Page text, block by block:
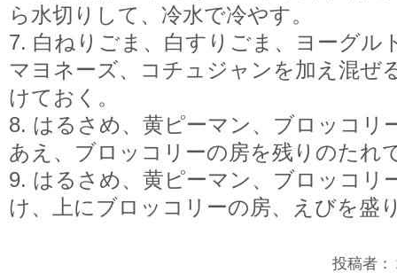
ら水切りして、冷水で冷やす。
7. 白ねりごま、白すりごま、ヨーグル
マヨネーズ、コチュジャンを加え混ぜ
けておく。
8. はるさめ、黄ピーマン、ブロッコリ
あえ、ブロッコリーの房を残りのたれ
9. はるさめ、黄ピーマン、ブロッコリ
け、上にブロッコリーの房、えびを盛
投稿者